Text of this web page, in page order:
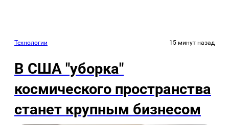
Технологии 15 минут назад
В США "уборка"
космического пространства
станет крупным бизнесом